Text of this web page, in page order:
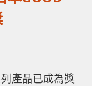
產品已成為獎